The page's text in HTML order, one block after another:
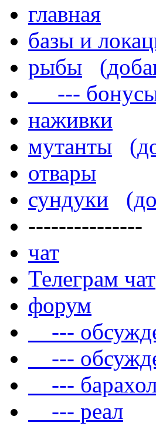
главная
базы и
рыбы
--- бонусы
наживки
мутанты
отвары
сундуки
---------------
чат
Телеграм чат
форум
---
---
---
--- реал